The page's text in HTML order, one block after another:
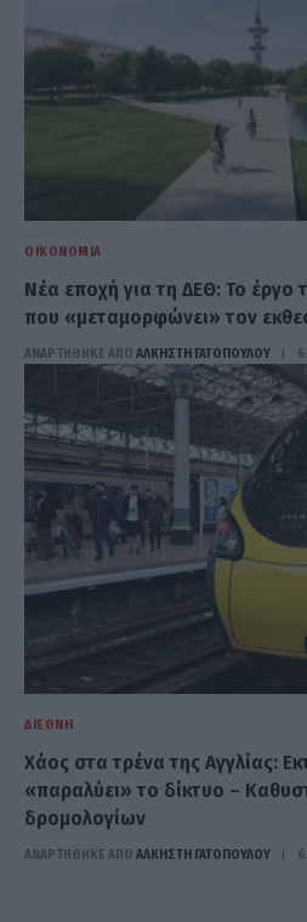
ΟΙΚΟΝΟΜΊΑ
Νέα εποχή για τη ΔΕΘ: Το έργο
που «μεταμορφώνει» τον
ΑΝΑΡΤΗΘΗΚΕ ΑΠΟ ΆΛΚΗΣΤΗ ΓΑΤΟΠΟΎΛΟΥ
ΔΙΕΘΝΉ
Χάος στα τρένα της Αγγλίας:
«παραλύει» το δίκτυο –
δρομολογίων
ΑΝΑΡΤΗΘΗΚΕ ΑΠΟ ΆΛΚΗΣΤΗ ΓΑΤΟΠΟΎΛΟΥ